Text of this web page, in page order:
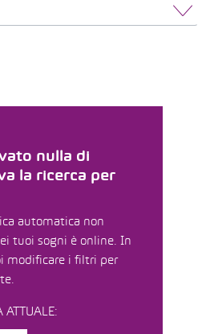
nulla di
la ricerca per
automatica non
tuoi sogni è online. In
modificare i filtri per
ATTUALE: